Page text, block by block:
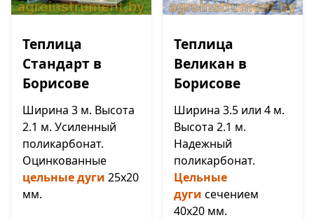
Теплица
Стандарт в
Борисове
Ширина 3 м. Высота
2.1 м. Усиленный
поликарбонат.
Оцинкованные
цельные дуги 25х20
мм.
Теплица
Великан в
Борисове
Ширина 3.5 или 4 м.
Высота 2.1 м.
Надежный
поликарбонат.
Цельные
дуги сечением
40х20 мм.